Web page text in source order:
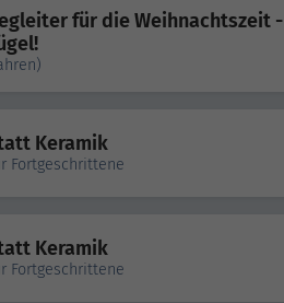
für die Weihnachtszeit -
Keramik
Fortgeschrittene
Keramik
Fortgeschrittene